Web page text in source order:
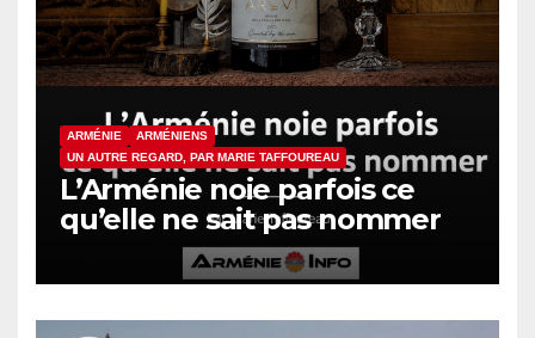
ARMÉNIE
ARMÉNIENS
UN AUTRE REGARD, PAR MARIE TAFFOUREAU
L’Arménie noie parfois ce
qu’elle ne sait pas nommer